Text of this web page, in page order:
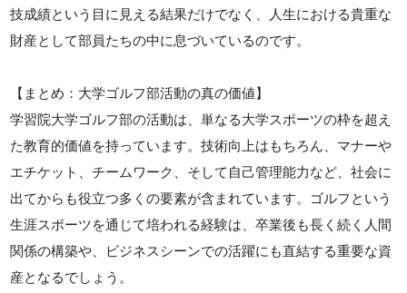
技成績という目に見える結果だけでなく、人生における貴重な
財産として部員たちの中に息づいているのです。
【まとめ：大学ゴルフ部活動の真の価値】
学習院大学ゴルフ部の活動は、単なる大学スポーツの枠を超え
た教育的価値を持っています。技術向上はもちろん、マナーや
エチケット、チームワーク、そして自己管理能力など、社会に
出てからも役立つ多くの要素が含まれています。ゴルフという
生涯スポーツを通じて培われる経験は、卒業後も長く続く人間
関係の構築や、ビジネスシーンでの活躍にも直結する重要な資
産となるでしょう。